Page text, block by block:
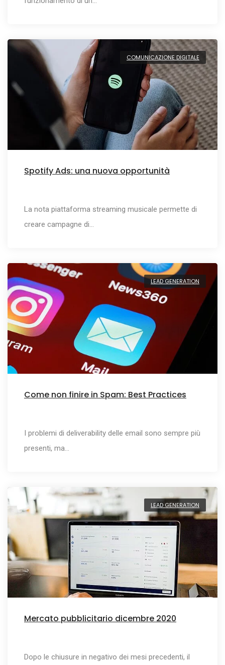
COMUNICAZIONE DIGITALE
Spotify Ads: una nuova opportunità
La nota piattaforma streaming musicale permette di
creare campagne di…
LEAD GENERATION
Come non finire in Spam: Best Practices
I problemi di deliverability delle email sono sempre più
presenti, ma…
LEAD GENERATION
Mercato pubblicitario dicembre 2020
Dopo le chiusure in negativo dei mesi precedenti, il